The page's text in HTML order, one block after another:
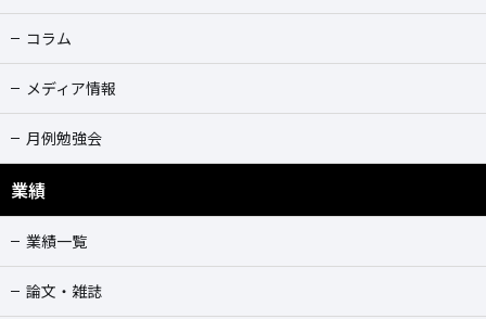
コラム
メディア情報
月例勉強会
業績
業績一覧
論文・雑誌